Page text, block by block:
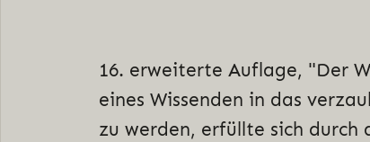
16. erweiterte Auflage, "Der
eines Wissenden in das
zu werden, erfüllte sich durch